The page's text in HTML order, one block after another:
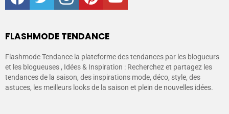
FLASHMODE TENDANCE
Flashmode Tendance la plateforme des tendances par les blogueurs
et les blogueuses , Idées & Inspiration : Recherchez et partagez les
tendances de la saison, des inspirations mode, déco, style, des
astuces, les meilleurs looks de la saison et plein de nouvelles idées.